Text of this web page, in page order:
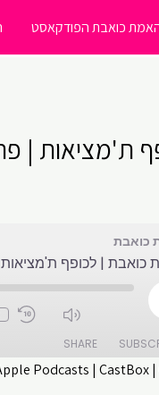
כואבת הפודקאסט
| פרק
כואבת
כואבת | לכופף ת'מציאות
SHARE
Podcasts |CastBox|